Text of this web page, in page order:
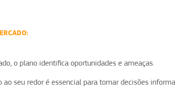
o plano identifica oportunidades e ameaças.
ao seu redor é essencial para tomar decisões